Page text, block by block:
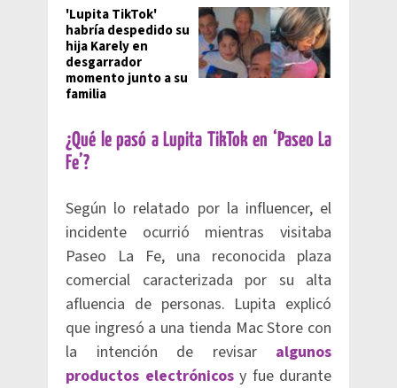
'Lupita TikTok'
habría despedido su
hija Karely en
desgarrador
momento junto a su
familia
¿Qué le pasó a Lupita TikTok en ‘Paseo La
Fe’?
Según lo relatado por la influencer, el
incidente ocurrió mientras visitaba
Paseo La Fe, una reconocida plaza
comercial caracterizada por su alta
afluencia de personas. Lupita explicó
que ingresó a una tienda Mac Store con
la intención de revisar algunos
productos electrónicos y fue durante